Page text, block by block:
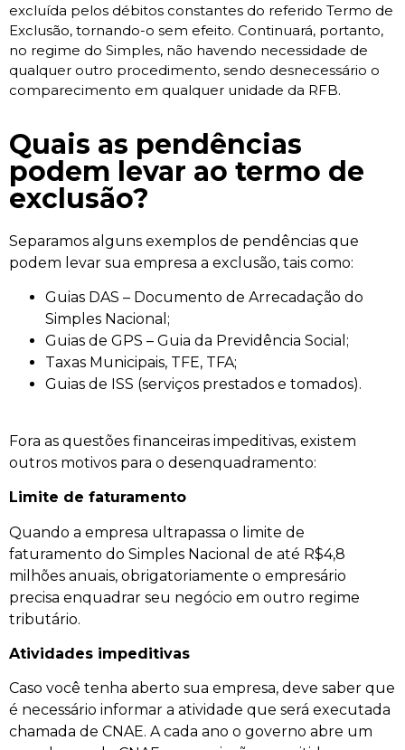
excluída pelos débitos constantes do referido Termo de
Exclusão, tornando-o sem efeito. Continuará, portanto,
no regime do Simples, não havendo necessidade de
qualquer outro procedimento, sendo desnecessário o
comparecimento em qualquer unidade da RFB.
Quais as pendências
podem levar ao termo de
exclusão?
Separamos alguns exemplos de pendências que
podem levar sua empresa a exclusão, tais como:
Guias DAS – Documento de Arrecadação do
Simples Nacional;
Guias de GPS – Guia da Previdência Social;
Taxas Municipais, TFE, TFA;
Guias de ISS (serviços prestados e tomados).
Fora as questões financeiras impeditivas, existem
outros motivos para o desenquadramento:
Limite de faturamento
Quando a empresa ultrapassa o limite de
faturamento do Simples Nacional de até R$4,8
milhões anuais, obrigatoriamente o empresário
precisa enquadrar seu negócio em outro regime
tributário.
Atividades impeditivas
Caso você tenha aberto sua empresa, deve saber que
é necessário informar a atividade que será executada
chamada de CNAE. A cada ano o governo abre um